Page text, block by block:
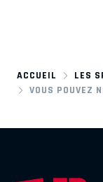
ACCUEIL
LES
VOUS POUVEZ